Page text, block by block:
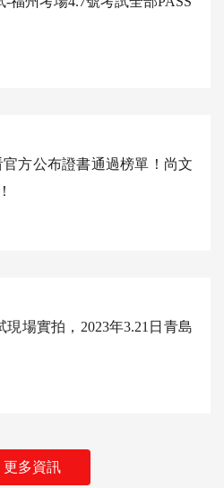
方公布證書通過榜單！尚文
場實拍，2023年3.21日青島
更多資訊